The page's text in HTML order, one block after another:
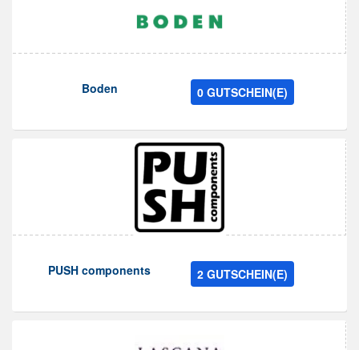
Boden 0 GUTSCHEIN(E)
PUSH components 2 GUTSCHEIN(E)